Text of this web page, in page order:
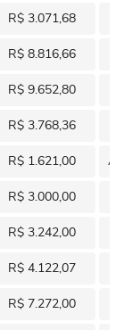
R$ 3.071,68
R$ 8.816,66
R$ 9.652,80
R$ 3.768,36
R$ 1.621,00
R$ 3.000,00
R$ 3.242,00
R$ 4.122,07
R$ 7.272,00